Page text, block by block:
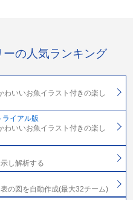
ーの人気ランキング
わいいお魚イラスト付きの楽し
イアル版
わいいお魚イラスト付きの楽し
し解析する
の図を自動作成(最大32チーム)